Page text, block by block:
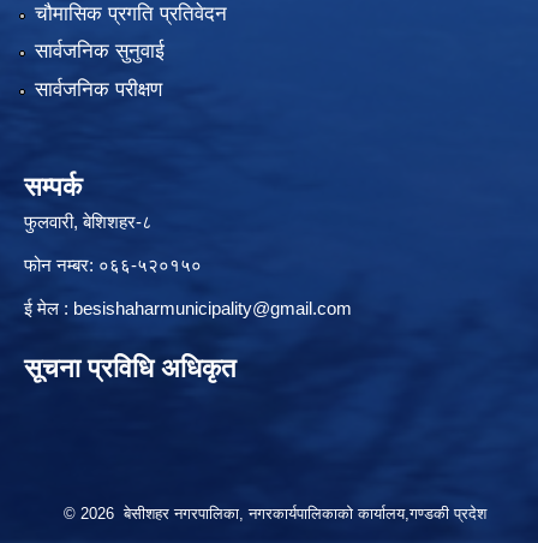
चौमासिक प्रगति प्रतिवेदन
सार्वजनिक सुनुवाई
सार्वजनिक परीक्षण
सम्पर्क
फुलवारी, बेशिशहर-८
फोन नम्बर: ०६६-५२०१५०
ई मेल : besishaharmunicipality@gmail.com
सूचना प्रविधि अधिकृत
© 2026 बेसीशहर नगरपालिका, नगरकार्यपालिकाको कार्यालय,गण्डकी प्रदेश